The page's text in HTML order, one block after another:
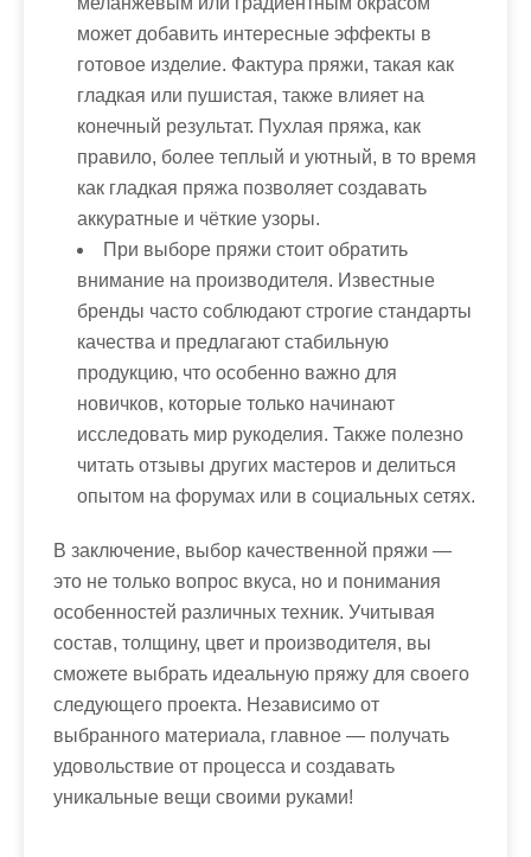
может добавить интересные эффекты в
готовое изделие. Фактура пряжи, такая как
гладкая или пушистая, также влияет на
конечный результат. Пухлая пряжа, как
правило, более теплый и уютный, в то время
как гладкая пряжа позволяет создавать
аккуратные и чёткие узоры.
При выборе пряжи стоит обратить
внимание на производителя. Известные
бренды часто соблюдают строгие стандарты
качества и предлагают стабильную
продукцию, что особенно важно для
новичков, которые только начинают
исследовать мир рукоделия. Также полезно
читать отзывы других мастеров и делиться
опытом на форумах или в социальных сетях.
В заключение, выбор качественной пряжи —
это не только вопрос вкуса, но и понимания
особенностей различных техник. Учитывая
состав, толщину, цвет и производителя, вы
сможете выбрать идеальную пряжу для своего
следующего проекта. Независимо от
выбранного материала, главное — получать
удовольствие от процесса и создавать
уникальные вещи своими руками!